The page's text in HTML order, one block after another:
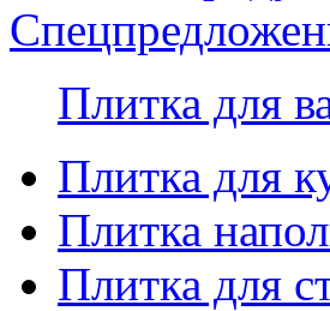
Плитка для
Плитка для
Плитка
Плитка для